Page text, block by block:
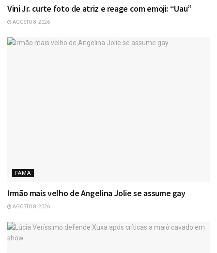
Vini Jr. curte foto de atriz e reage com emoji: “Uau”
AGOSTO 8, 2026
FAMA
Irmão mais velho de Angelina Jolie se assume gay
AGOSTO 8, 2026